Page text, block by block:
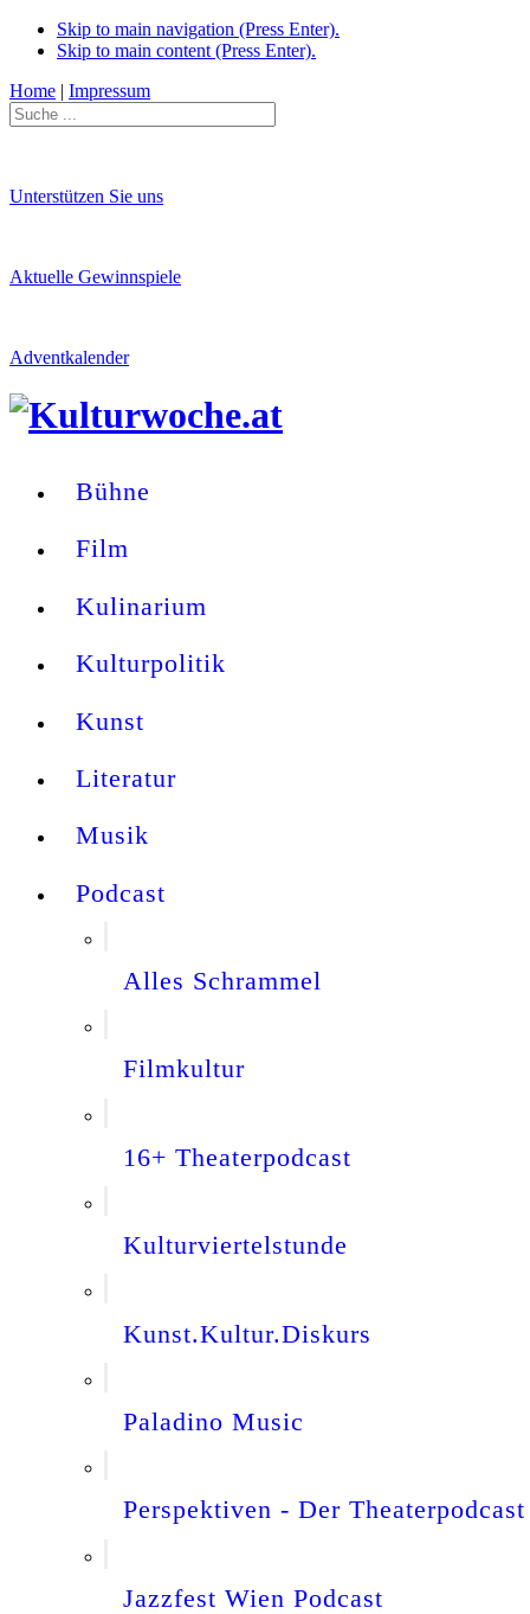
Skip to main navigation (Press Enter).
Skip to main content (Press Enter).
Home | Impressum
Unterstützen Sie uns
Aktuelle Gewinnspiele
Adventkalender
Bühne
Film
Kulinarium
Kulturpolitik
Kunst
Literatur
Musik
Podcast
Alles Schrammel
Filmkultur
16+ Theaterpodcast
Kulturviertelstunde
Kunst.Kultur.Diskurs
Paladino Music
Perspektiven - Der Theaterpodcast
Jazzfest Wien Podcast